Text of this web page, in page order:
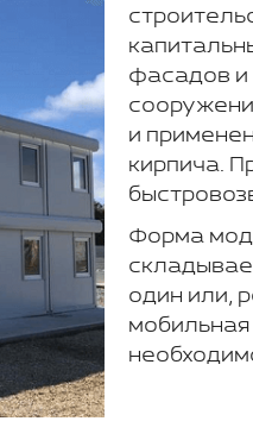
фасадов и
и
кирпича.
Форма
один или,